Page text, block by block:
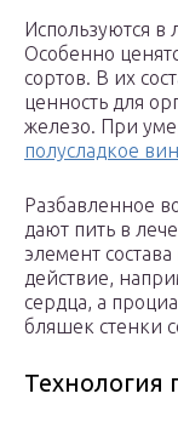
Используются в
Особенно
сортов. В их
ценность для
железо. При
полусладкое
Разбавленное
дают пить в
элемент
действие,
сердца, а
бляшек стенки
Технология